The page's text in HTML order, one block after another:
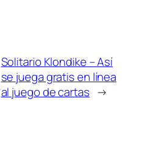
Solitario Klondike – Así
se juega gratis en línea
al juego de cartas →